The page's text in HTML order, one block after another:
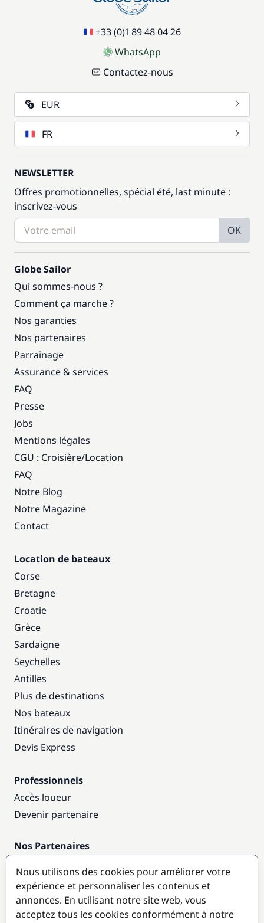
+33 (0)1 89 48 04 26
WhatsApp
Contactez-nous
EUR
FR
NEWSLETTER
Offres promotionnelles, spécial été, last minute :
inscrivez-vous
OK
Globe Sailor
Qui sommes-nous ?
Comment ça marche ?
Nos garanties
Nos partenaires
Parrainage
Assurance & services
FAQ
Presse
Jobs
Mentions légales
CGU : Croisière/Location
FAQ
Notre Blog
Notre Magazine
Contact
Location de bateaux
Corse
Bretagne
Croatie
Grèce
Sardaigne
Seychelles
Antilles
Plus de destinations
Nos bateaux
Itinéraires de navigation
Devis Express
Professionnels
Accès loueur
Devenir partenaire
Nos Partenaires
Destinations populaires
Nous utilisons des cookies pour améliorer votre
expérience et personnaliser les contenus et
annonces. En utilisant notre site web, vous
acceptez tous les cookies conformément à notre